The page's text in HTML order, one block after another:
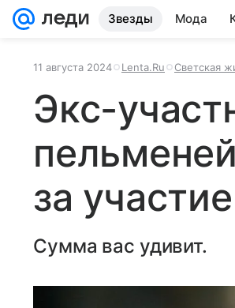
Звезды Мода
11 августа 2024 Lenta.Ru Светская
Экс-
за
Сумма вас удивит.